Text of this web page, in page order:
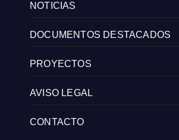
NOTICIAS
DOCUMENTOS DESTACADOS
PROYECTOS
AVISO LEGAL
CONTACTO